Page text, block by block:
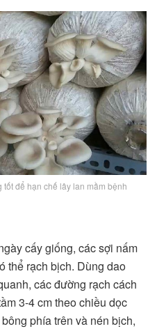
để hạn chế lây lan mầm bệnh
cấy giống, các sợi nấm
thể rạch bịch. Dùng dao
các đường rạch cách
3-4 cm theo chiều dọc
phía trên và nén bịch,